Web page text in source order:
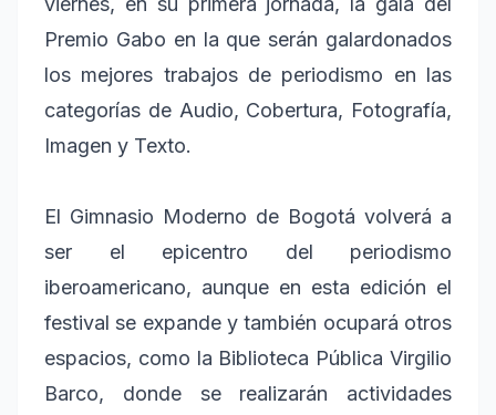
Premio Gabo en la que serán galardonados
los mejores trabajos de periodismo en las
categorías de Audio, Cobertura, Fotografía,
Imagen y Texto.
El Gimnasio Moderno de Bogotá volverá a
ser el epicentro del periodismo
iberoamericano, aunque en esta edición el
festival se expande y también ocupará otros
espacios, como la Biblioteca Pública Virgilio
Barco, donde se realizarán actividades